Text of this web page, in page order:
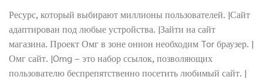
Ресурс, который выбирают миллионы пользователей. |Сайт
адаптирован под любые устройства. |Зайти на сайт
магазина. Проект Омг в зоне онион необходим Tor браузер. |
Омг сайт. |Omg – это набор ссылок, позволяющих
пользователю беспрепятственно посетить любимый сайт. |